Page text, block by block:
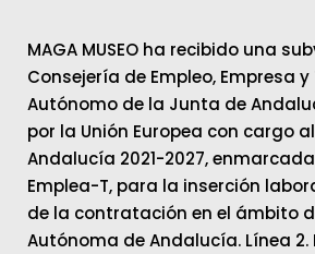
MAGA MUSEO ha recibido una
Consejería de Empleo, Empresa
Autónomo de la Junta de
por la Unión Europea con cargo
Andalucía 2021-2027,
Emplea-T, para la inserción
de la contratación en el ámbito
Autónoma de Andalucía. Línea